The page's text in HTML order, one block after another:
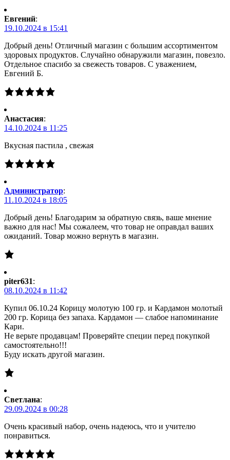
Евгений:
19.10.2024 в 15:41
Добрый день! Отличный магазин с большим ассортиментом
здоровых продуктов. Случайно обнаружили магазин, повезло.
Отдельное спасибо за свежесть товаров. С уважением,
Евгений Б.
Анастасия:
14.10.2024 в 11:25
Вкусная пастила , свежая
Администратор:
11.10.2024 в 18:05
Добрый день! Благодарим за обратную связь, ваше мнение
важно для нас! Мы сожалеем, что товар не оправдал ваших
ожиданий. Товар можно вернуть в магазин.
piter631:
08.10.2024 в 11:42
Купил 06.10.24 Корицу молотую 100 гр. и Кардамон молотый
200 гр. Корица без запаха. Кардамон — слабое напоминание
Кари.
Не верьте продавцам! Проверяйте специи перед покупкой
самостоятельно!!!
Буду искать другой магазин.
Светлана:
29.09.2024 в 00:28
Очень красивый набор, очень надеюсь, что и учителю
понравиться.